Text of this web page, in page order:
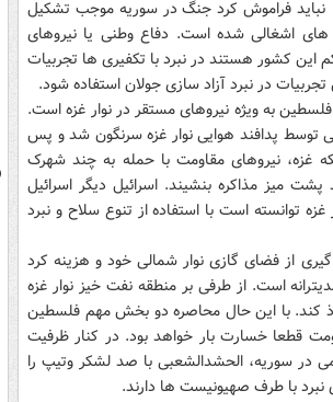
فراموش کرد جنگ در سوریه موجب تشکیل
اشغالی شده است. دفاع وطنی یا نیروهای
این کشور هستند در نبرد با تکفیری ها تجربیات
در نبرد آزاد سازی جولان استفاده شود.
به ویژه نیروهای مستقر در نوار غزه است.
توسط پدافند هوایی نوار غزه سرنگون شد و پس
غزه، نیروهای مقاومت با حمله به چند شهرک
میز مذاکره بنشیند. اسرائیل دیگر اسرائیل
توانسته است با استفاده از تنوع سلاح و نبرد
گیری از فضای گازی نوار شمالی خود و هزینه کرد
است. از طرفی بر منطقه نفت خیز نوار غزه
کند. با این حال محاصره دو بخش مهم فلسطین
قطعا خسارت بار خواهد بود. در کنار ظرفیت
در سوریه، الحشدالشعبی با صد لشکر وتیپ را
نبرد با طرف صهیونیست ها دارند.